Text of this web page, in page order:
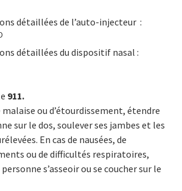
détaillées de l’auto-injecteur :
détaillées du dispositif nasal :
911.
malaise ou d’étourdissement, étendre
sur le dos, soulever ses jambes et les
En cas de nausées, de
ou de difficultés respiratoires,
s’asseoir ou se coucher sur le